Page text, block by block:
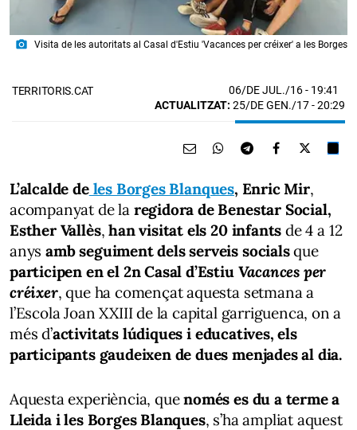
photo_camera Visita de les autoritats al Casal d'Estiu 'Vacances per créixer' a les Borges
TERRITORIS.CAT 06/DE JUL./16- 19:41
ACTUALITZAT: 25/DE GEN./17 - 20:29
L’alcalde deles Borges Blanques, Enric Mir,
acompanyat de laregidora de Benestar Social,
Esther Vallès,han visitat els 20 infantsde 4 a 12
anys amb seguiment dels serveis socialsque
participen en el 2n Casal d’EstiuVacances per
créixer, que ha començat aquesta setmana a
l’Escola Joan XXIII de la capital garriguenca, on a
més d’activitats lúdiques i educatives, els
participants gaudeixen de dues menjades al dia.
Aquesta experiència, quenomés es du a terme a
Lleida i les Borges Blanques, s’ha ampliat aquest